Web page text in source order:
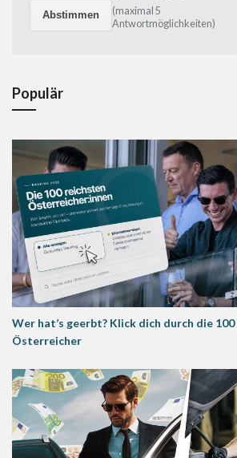
(maximal 5
Antwortmöglichkeiten)
Populär
Wer hat’s geerbt? Klick dich durch die
Österreicher